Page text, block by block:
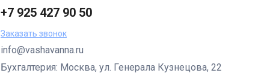
+7 925 427 90 50
Заказать звонок
info@vashavanna.ru
Бухгалтерия: Москва, ул. Генерала Кузнецова, 22